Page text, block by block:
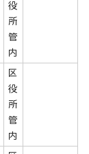
役
所
管
内
区
役
所
管
内